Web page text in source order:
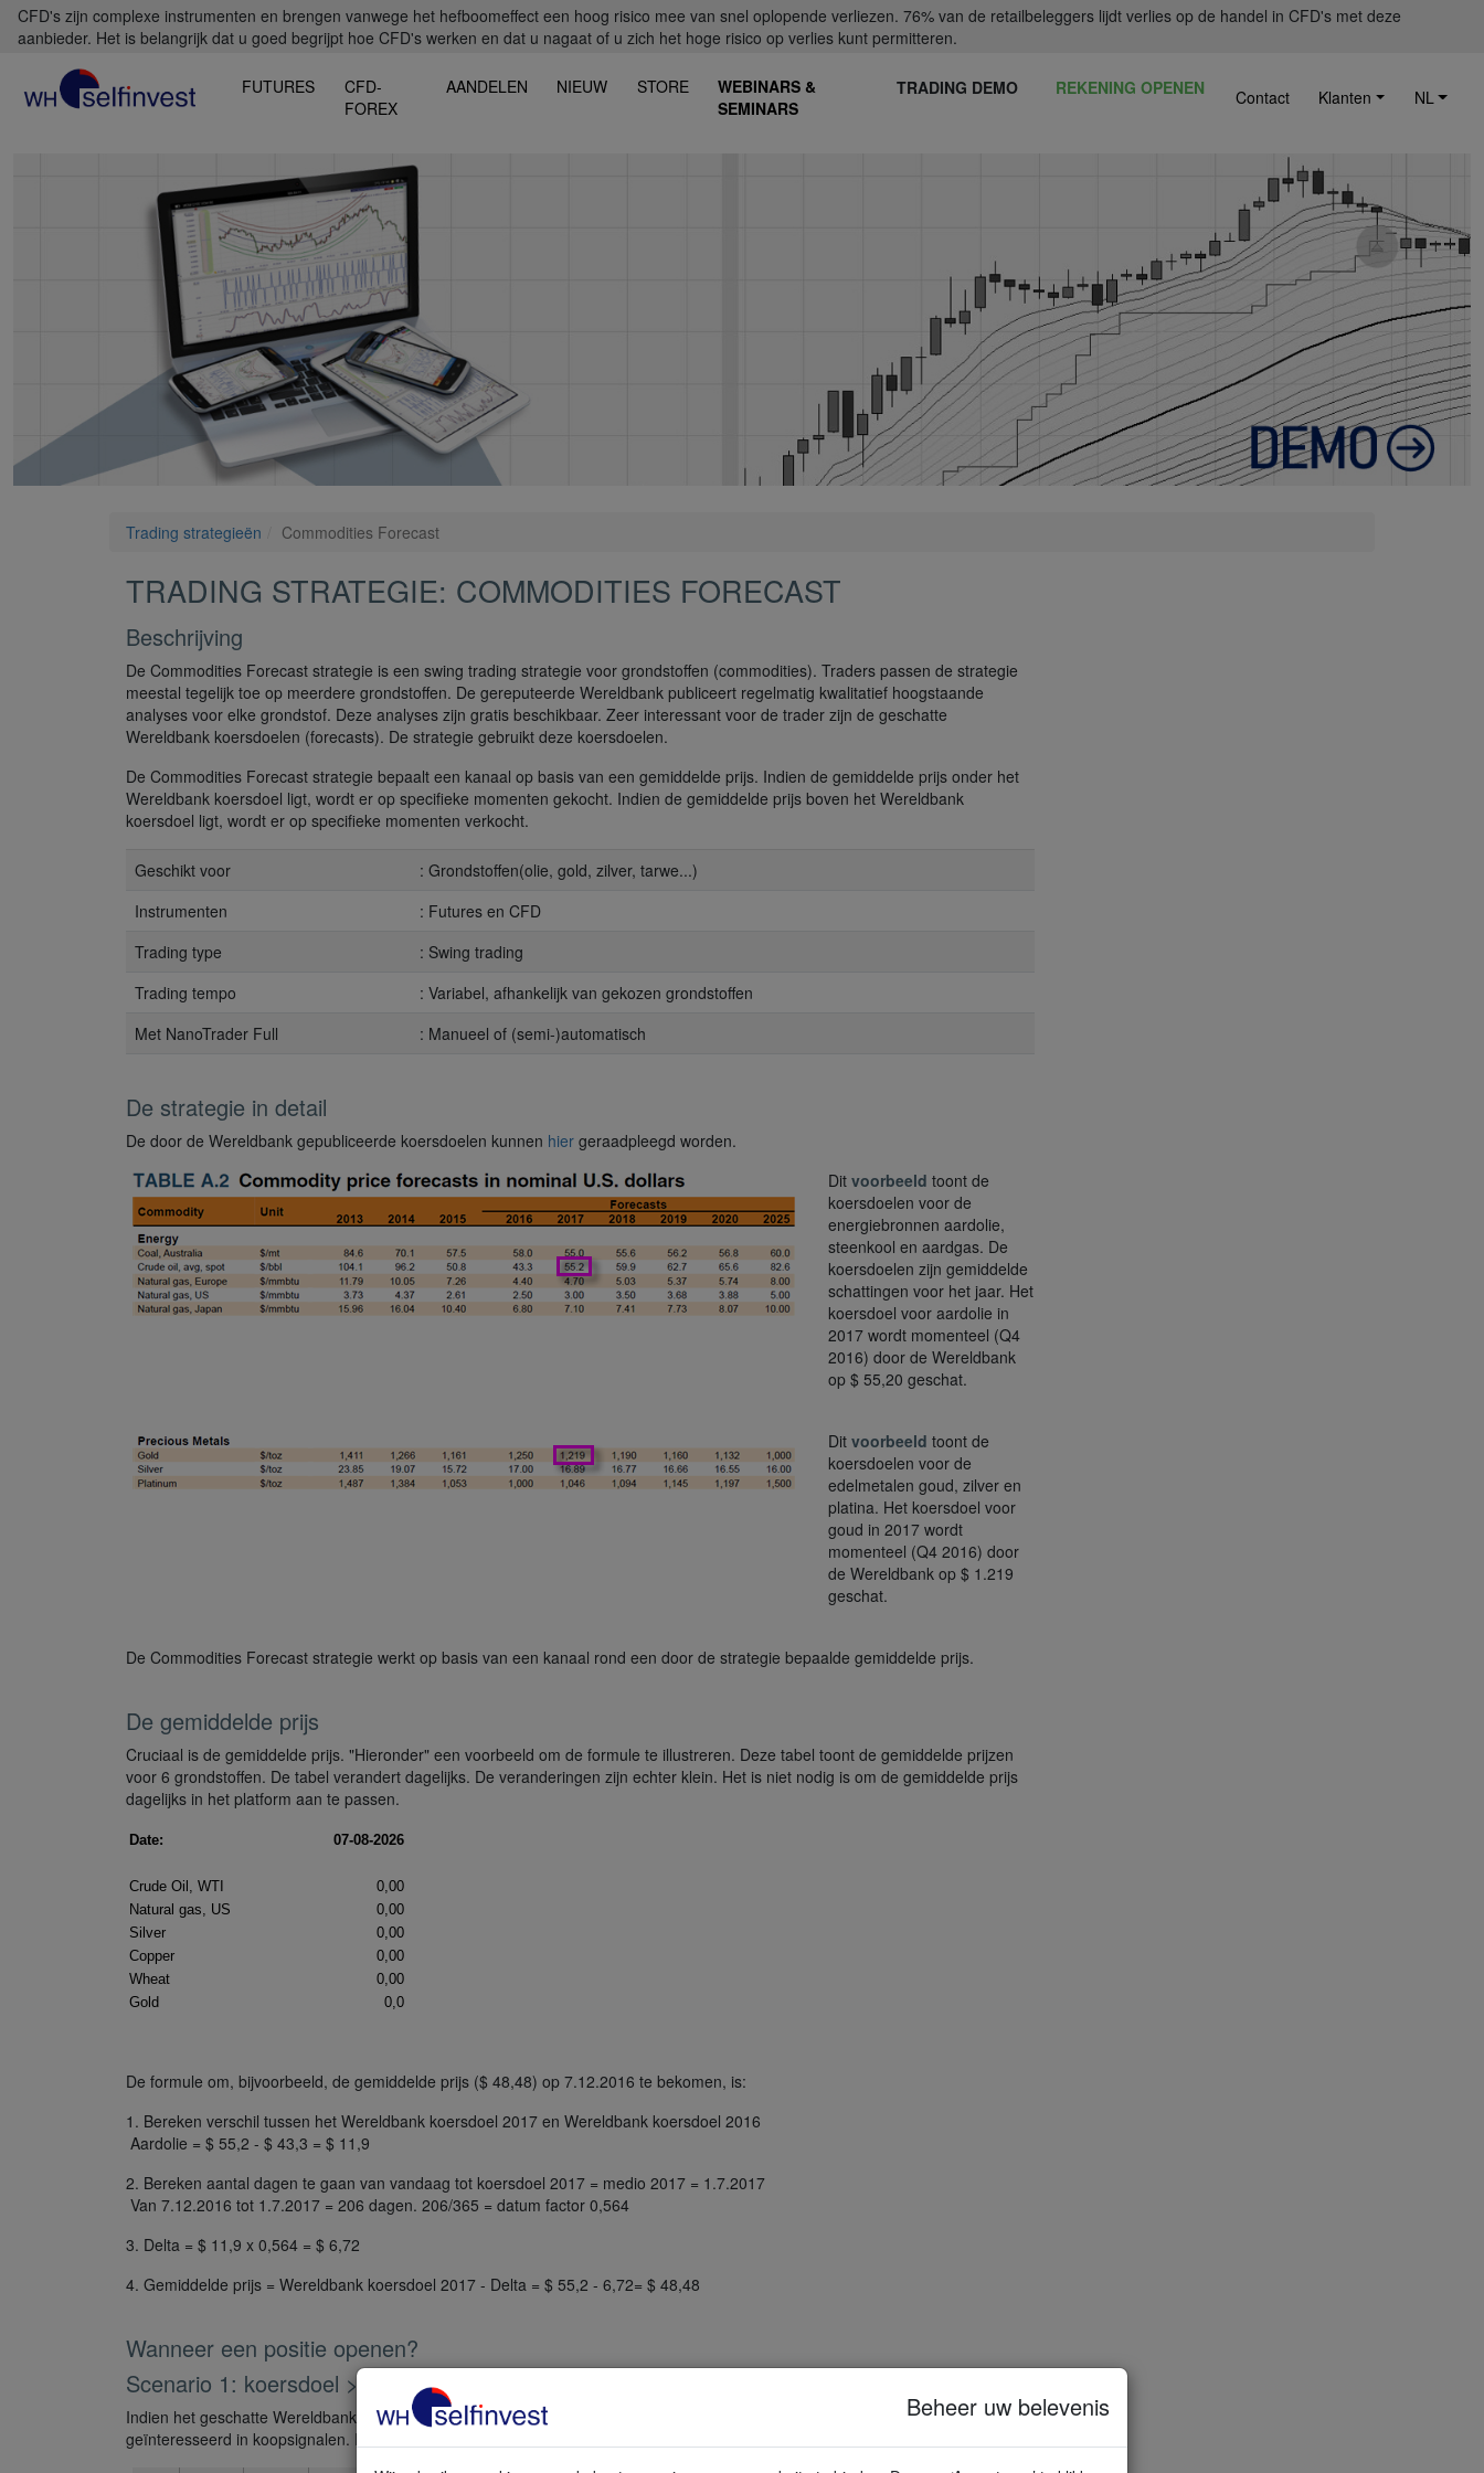
CFD's zijn complexe instrumenten en brengen vanwege het hefboomeffect een hoog risico mee van snel oplopende verliezen. 76% van de retailbeleggers lijdt verlies op de handel in CFD's met deze
aanbieder. Het is belangrijk dat u goed begrijpt hoe CFD's werken en dat u nagaat of u zich het hoge risico op verlies kunt permitteren.
FUTURES
CFD-
FOREX
AANDELEN NIEUW STORE
WEBINARS &
SEMINARS
TRADING DEMO REKENING OPENEN Contact Klanten NL
Trading strategieën Commodities Forecast
TRADING STRATEGIE: COMMODITIES FORECAST
Beschrijving
De Commodities Forecast strategie is een swing trading strategie voor grondstoffen (commodities). Traders passen de strategie
meestal tegelijk toe op meerdere grondstoffen. De gereputeerde Wereldbank publiceert regelmatig kwalitatief hoogstaande
analyses voor elke grondstof. Deze analyses zijn gratis beschikbaar. Zeer interessant voor de trader zijn de geschatte
Wereldbank koersdoelen (forecasts). De strategie gebruikt deze koersdoelen.
De Commodities Forecast strategie bepaalt een kanaal op basis van een gemiddelde prijs. Indien de gemiddelde prijs onder het
Wereldbank koersdoel ligt, wordt er op specifieke momenten gekocht. Indien de gemiddelde prijs boven het Wereldbank
koersdoel ligt, wordt er op specifieke momenten verkocht.
Geschikt voor
: Grondstoffen(olie, gold, zilver, tarwe...)
Instrumenten
: Futures en CFD
Trading type
: Swing trading
Trading tempo
: Variabel, afhankelijk van gekozen grondstoffen
Met NanoTrader Full
: Manueel of (semi-)automatisch
De strategie in detail
De door de Wereldbank gepubliceerde koersdoelen kunnen hier geraadpleegd worden.
Dit voorbeeld toont de
koersdoelen voor de
energiebronnen aardolie,
steenkool en aardgas. De
koersdoelen zijn gemiddelde
schattingen voor het jaar. Het
koersdoel voor aardolie in
2017 wordt momenteel (Q4
2016) door de Wereldbank
op $ 55,20 geschat.
Dit voorbeeld toont de
koersdoelen voor de
edelmetalen goud, zilver en
platina. Het koersdoel voor
goud in 2017 wordt
momenteel (Q4 2016) door
de Wereldbank op $ 1.219
geschat.
De Commodities Forecast strategie werkt op basis van een kanaal rond een door de strategie bepaalde gemiddelde prijs.
De gemiddelde prijs
Cruciaal is de gemiddelde prijs. "Hieronder" een voorbeeld om de formule te illustreren. Deze tabel toont de gemiddelde prijzen
voor 6 grondstoffen. De tabel verandert dagelijks. De veranderingen zijn echter klein. Het is niet nodig is om de gemiddelde prijs
dagelijks in het platform aan te passen.
De formule om, bijvoorbeeld, de gemiddelde prijs ($ 48,48) op 7.12.2016 te bekomen, is:
1. Bereken verschil tussen het Wereldbank koersdoel 2017 en Wereldbank koersdoel 2016
Aardolie = $ 55,2 - $ 43,3 = $ 11,9
2. Bereken aantal dagen te gaan van vandaag tot koersdoel 2017 = medio 2017 = 1.7.2017
Van 7.12.2016 tot 1.7.2017 = 206 dagen. 206/365 = datum factor 0,564
3. Delta = $ 11,9 x 0,564 = $ 6,72
4. Gemiddelde prijs = Wereldbank koersdoel 2017 - Delta = $ 55,2 - 6,72= $ 48,48
Wanneer een positie openen?
Scenario 1: koersdoel > gemiddelde prijs
Indien het geschatte Wereldbank koersdoel hoger ligt dan de gemiddelde prijs gebruikt voor het kanaal, dan is de trader enkel
geïnteresseerd in koopsignalen. Een koopsignaal verschijnt wanneer de koers uit het kanaal zakt.
Beheer uw belevenis